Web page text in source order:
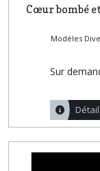
Cœur bombé
Modèles
Sur